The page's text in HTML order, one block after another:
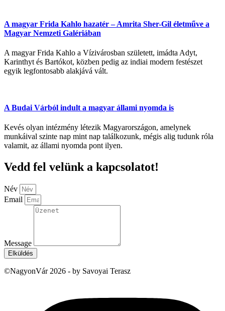
A magyar Frida Kahlo hazatér – Amrita Sher-Gil életműve a
Magyar Nemzeti Galériában
A magyar Frida Kahlo a Vízivárosban született, imádta Adyt,
Karinthyt és Bartókot, közben pedig az indiai modern festészet
egyik legfontosabb alakjává vált.
A Budai Várból indult a magyar állami nyomda is
Kevés olyan intézmény létezik Magyarországon, amelynek
munkáival szinte nap mint nap találkozunk, mégis alig tudunk róla
valamit, az állami nyomda pont ilyen.
Vedd fel velünk a kapcsolatot!
Név
Email
Message
Elküldés
©NagyonVár 2026 - by Savoyai Terasz